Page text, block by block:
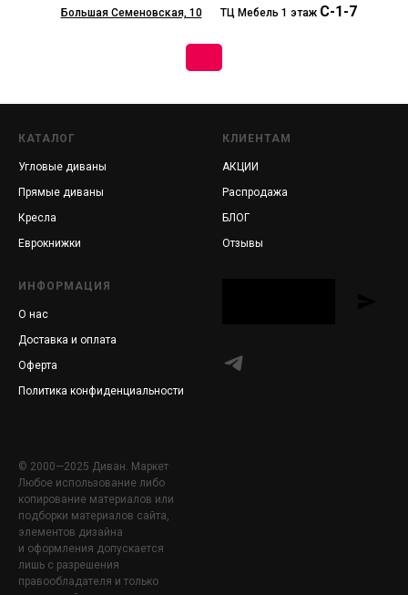
Большая Семеновская, 10
ТЦ Мебель 1 этаж С-1-7
КАТАЛОГ
Угловые диваны
Прямые диваны
Кресла
Еврокнижки
КЛИЕНТАМ
АКЦИИ
Распродажа
БЛОГ
Отзывы
ИНФОРМАЦИЯ
О нас
Доставка и оплата
Оферта
Политика конфиденциальности
© 2000—2025 Диван. Маркет
Любое использование либо
копирование материалов или
подборки материалов сайта,
элементов дизайна
и оформления допускается
лишь с разрешения
правообладателя и только